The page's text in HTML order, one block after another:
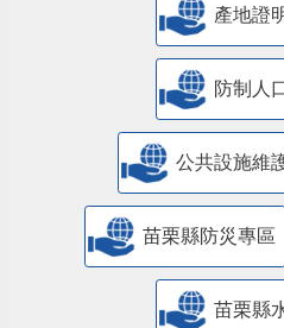
產地證
防制人
公共設施維
苗栗縣防災專區
苗栗縣